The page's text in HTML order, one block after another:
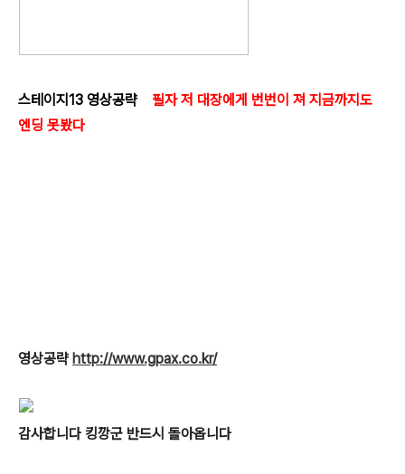
스테이지13 영상공략 필자 저 대장에게 번번이 져 지금까지도
엔딩 못봤다
영상공략 http://www.gpax.co.kr/
감사합니다 킹깡군 반드시 돌아옵니다